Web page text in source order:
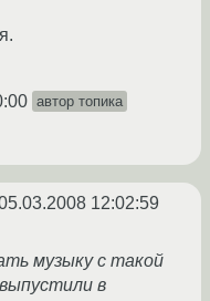
автор топика
12:02:59
музыку с такой
в